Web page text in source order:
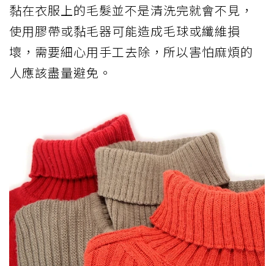
黏在衣服上的毛髮並不是清洗完就會不見，
使用膠帶或黏毛器可能造成毛球或纖維損
壞，需要細心用手工去除，所以害怕麻煩的
人應該盡量避免。